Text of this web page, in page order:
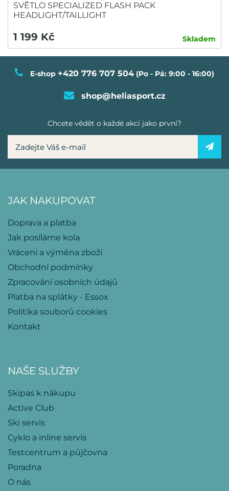
SVĚTLO SPECIALIZED FLASH PACK
HEADLIGHT/TAILLIGHT
1 199 Kč Skladem
E-shop +420 776 707 504 (Po - Pá: 9:00 - 16:00)
shop@heliasport.cz
Chcete vědět o každé akci jako první?
JAK NAKUPOVAT
Doprava a platba
Jak posíláme kola
Vrácení a výměna zboží
Obchodní podmínky
Zpracování osobních údajů
Platba na splátky - Essox
Politika souborů cookies
Kontakt
NAŠE SLUŽBY
Skipas k nákupu
Active Club
Ski servis
Cyklo a inline servis
Testcentrum a půjčovna
Poradna
O nás